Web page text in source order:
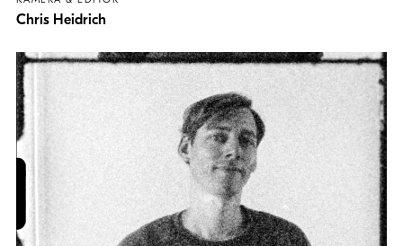
Chris Heidrich